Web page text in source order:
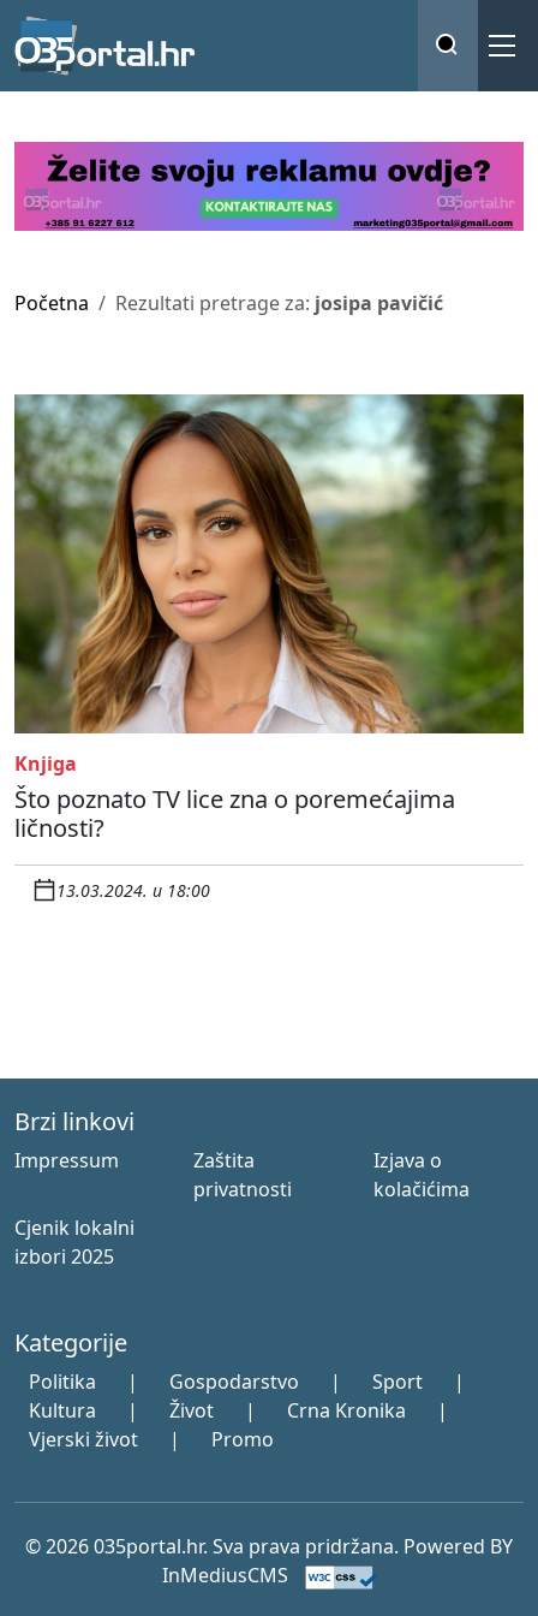
Početna Rezultati pretrage za: josipa pavičić
Knjiga
Što poznato TV lice zna o poremećajima
ličnosti?
13.03.2024. u 18:00
Brzi linkovi
Impressum
Zaštita
privatnosti
Izjava o
kolačićima
Cjenik lokalni
izbori 2025
Kategorije
Politika | Gospodarstvo | Sport
|
Kultura
| Život | Crna Kronika
|
Vjerski život
| Promo
© 2026 035portal.hr. Sva prava pridržana. Powered BY
InMediusCMS